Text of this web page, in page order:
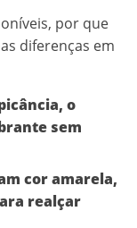
por que
diferenças em
o
sem
cor amarela,
realçar